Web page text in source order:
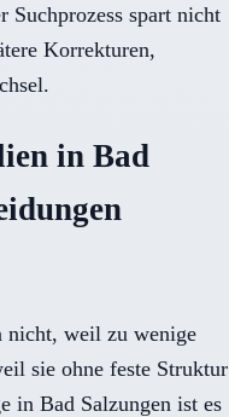
Suchprozess spart nicht
Korrekturen,
in Bad
nicht, weil zu wenige
sie ohne feste Struktur
in Bad Salzungen ist es